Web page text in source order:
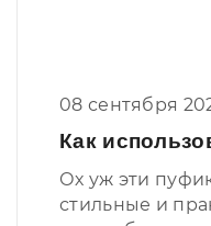
08 сентября
Как
Ох уж эти
стильные и